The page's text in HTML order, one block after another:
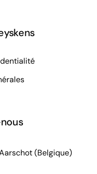
(Belgique)